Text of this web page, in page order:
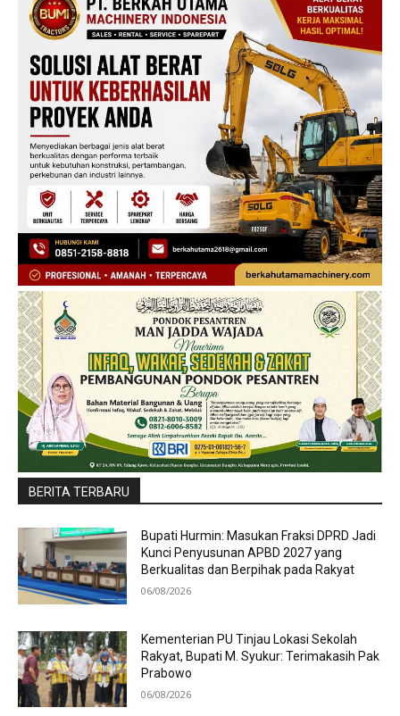
BERITA TERBARU
Bupati Hurmin: Masukan Fraksi DPRD Jadi
Kunci Penyusunan APBD 2027 yang
Berkualitas dan Berpihak pada Rakyat
06/08/2026
Kementerian PU Tinjau Lokasi Sekolah
Rakyat, Bupati M. Syukur: Terimakasih Pak
Prabowo
06/08/2026